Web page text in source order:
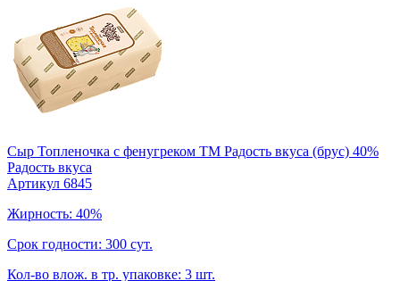
Сыр Топленочка с фенугреком ТМ Радость вкуса (брус) 40%
Радость вкуса
Артикул 6845
Жирность: 40%
Срок годности: 300 сут.
Кол-во влож. в тр. упаковке: 3 шт.